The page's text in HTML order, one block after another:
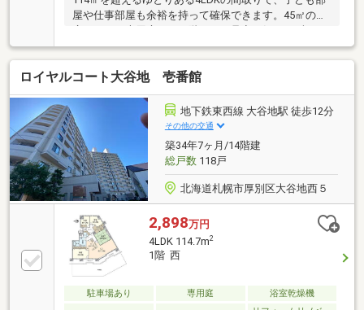
屋や仕事部屋も余裕を持って確保できます。45㎡の
階ならではの開放感を楽しめます。2025年12月にキッ
チン・浴室・トイレの水回りと、壁・床の全室リフォ
ームが完了しています。南西向きの明るい住まいで、
お引越し後すぐに綺麗な室内で暮らしを始めることが
できます。※お問い合わせは見学予約から！
ロイヤルコート大谷地 壱番館
地下鉄東西線 大谷地駅 徒歩12分
その他の交通
築34年7ヶ月/14階建
総戸数118戸
北海道札幌市厚別区大谷地西５
2,898万円
4LDK 114.7m2
1階 西
駐車場あり 専用庭
浴室乾燥機